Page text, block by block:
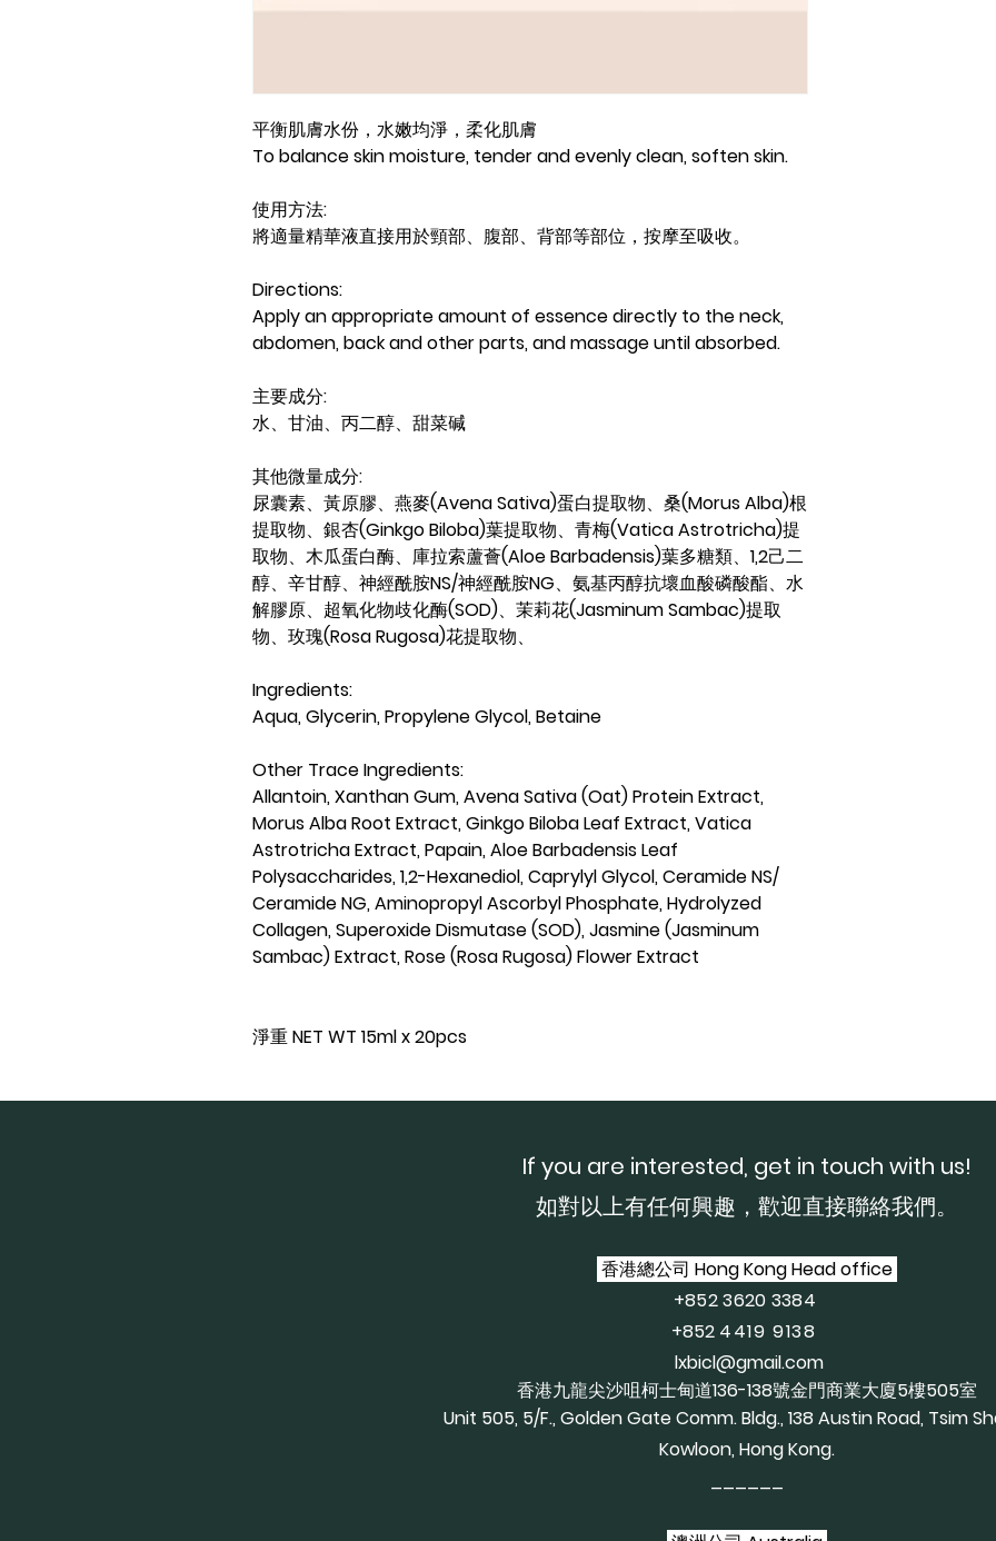
平衡肌膚水份，水嫩均淨，柔化肌膚
To balance skin moisture, tender and evenly clean, soften skin.
使用方法:
將適量精華液直接用於頸部、腹部、背部等部位，按摩至吸收。
Directions:
Apply an appropriate amount of essence directly to the neck,
abdomen, back and other parts, and massage until absorbed.
主要成分:
水、甘油、丙二醇、甜菜碱
其他微量成分:
尿囊素、黃原膠、燕麥(Avena Sativa)蛋白提取物、桑(Morus Alba)根
提取物、銀杏(Ginkgo Biloba)葉提取物、 青梅(Vatica Astrotricha)提
取物、木瓜蛋白酶、 庫拉索蘆薈(Aloe Barbadensis)葉多糖類、 1,2己二
醇、辛甘醇、神經酰胺NS/神經酰胺NG、氨基丙醇抗壞血酸磷酸酯、水
解膠原、超氧化物歧化酶(SOD)、茉莉花(Jasminum Sambac)提取
物、玫瑰(Rosa Rugosa)花提取物、
Ingredients:
Aqua, Glycerin, Propylene Glycol, Betaine
Other Trace Ingredients:
Allantoin, Xanthan Gum, Avena Sativa (Oat) Protein Extract,
Morus Alba Root Extract, Ginkgo Biloba Leaf Extract, Vatica
Astrotricha Extract, Papain, Aloe Barbadensis Leaf
Polysaccharides, 1,2-Hexanediol, Caprylyl Glycol, Ceramide NS/
Ceramide NG, Aminopropyl Ascorbyl Phosphate, Hydrolyzed
Collagen, Superoxide Dismutase (SOD), Jasmine (Jasminum
Sambac) Extract, Rose (Rosa Rugosa) Flower Extract
淨重 NET WT 15ml x 20pcs
If you are interested, get in touch with us!
如對以上有任何興趣，歡迎直接聯絡我們。
香港總公司 Hong Kong Head office
+852 3620 3384
+852 4419 9138
lxbicl@gmail.com
香港九龍尖沙咀柯士甸道136-138號金門商業大廈5樓505室
Unit 505, 5/F., Golden Gate Comm. Bldg., 138 Austin Road, Tsim
Kowloon, Hong Kong.